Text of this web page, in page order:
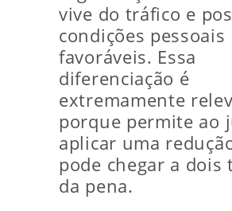
vive do tráfico e
condições pessoais
favoráveis. Essa
diferenciação é
extremamente
porque permite ao
aplicar uma
pode chegar a dois
da pena.